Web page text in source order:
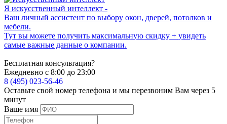
Я искусственный интеллект -
Ваш личный ассистент по выбору окон, дверей, потолков и
мебели.
Тут вы можете получить максимальную скидку + увидеть
самые важные данные о компании.
Бесплатная консультация?
Ежедневно с 8:00 до 23:00
8 (495) 023-56-46
Оставьте свой номер телефона и мы перезвоним Вам через 5
минут
Ваше имя